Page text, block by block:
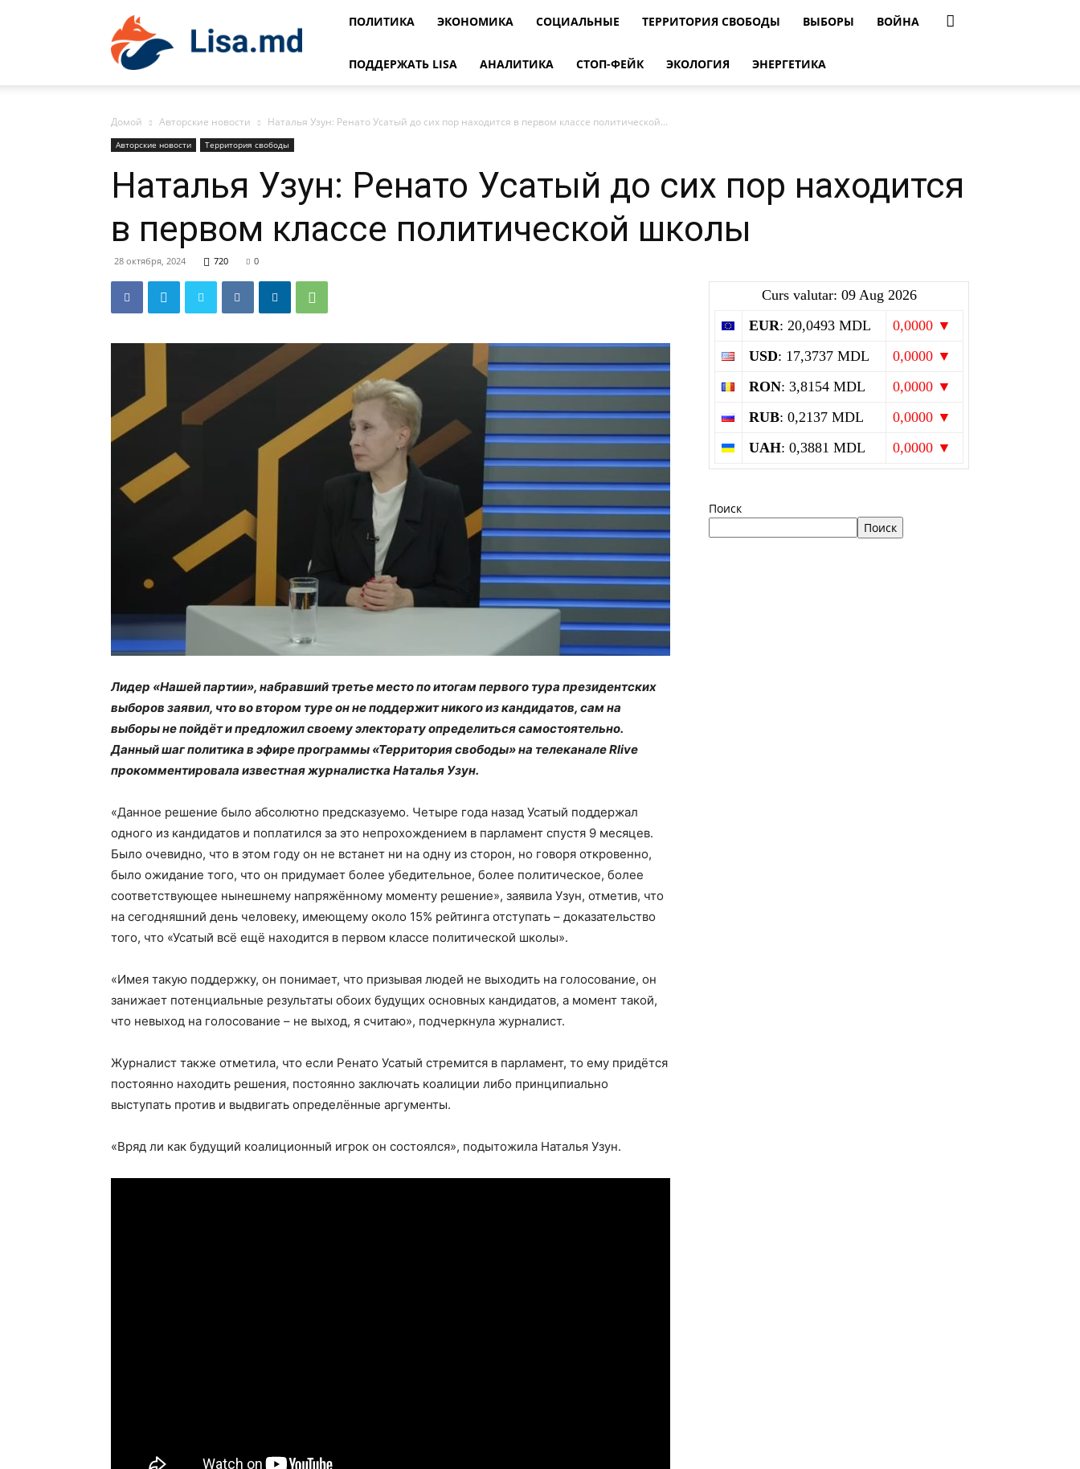
ПОЛИТИКА ЭКОНОМИКА СОЦИАЛЬНЫЕ ТЕРРИТОРИЯ СВОБОДЫ ВЫБОРЫ ВОЙНА
ПОДДЕРЖАТЬ LISA АНАЛИТИКА СТОП-ФЕЙК ЭКОЛОГИЯ ЭНЕРГЕТИКА
Домой Авторские новости Наталья Узун: Ренато Усатый до сих пор находится в первом классе политической...
Авторские новости Территория свободы
Наталья Узун: Ренато Усатый до сих пор находится
в первом классе политической школы
28 октября, 2024 720 0
Лидер «Нашей партии», набравший третье место по итогам первого тура президентских
выборов заявил, что во втором туре он не поддержит никого из кандидатов, сам на
выборы не пойдёт и предложил своему электорату определиться самостоятельно.
Данный шаг политика в эфире программы «Территория свободы» на телеканале Rlive
прокомментировала известная журналистка Наталья Узун.
«Данное решение было абсолютно предсказуемо. Четыре года назад Усатый поддержал
одного из кандидатов и поплатился за это непрохождением в парламент спустя 9 месяцев.
Было очевидно, что в этом году он не встанет ни на одну из сторон, но говоря откровенно,
было ожидание того, что он придумает более убедительное, более политическое, более
соответствующее нынешнему напряжённому моменту решение», заявила Узун, отметив, что
на сегодняшний день человеку, имеющему около 15% рейтинга отступать – доказательство
того, что «Усатый всё ещё находится в первом классе политической школы».
«Имея такую поддержку, он понимает, что призывая людей не выходить на голосование, он
занижает потенциальные результаты обоих будущих основных кандидатов, а момент такой,
что невыход на голосование – не выход, я считаю», подчеркнула журналист.
Журналист также отметила, что если Ренато Усатый стремится в парламент, то ему придётся
постоянно находить решения, постоянно заключать коалиции либо принципиально
выступать против и выдвигать определённые аргументы.
«Вряд ли как будущий коалиционный игрок он состоялся», подытожила Наталья Узун.
Curs valutar: 09 Aug 2026
EUR: 20,0493 MDL
0,0000 ▼
USD: 17,3737 MDL
0,0000 ▼
RON: 3,8154 MDL
0,0000 ▼
RUB: 0,2137 MDL
0,0000 ▼
UAH: 0,3881 MDL 0,0000 ▼
Поиск
Поиск